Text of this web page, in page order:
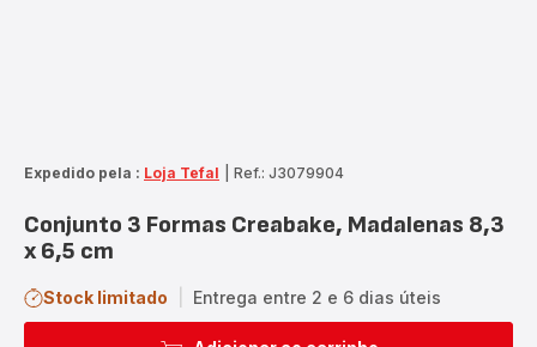
Expedido pela : Loja Tefal Ref.: J3079904
Conjunto 3 Formas Creabake, Madalenas 8,3
x 6,5 cm
Stock limitado Entrega entre 2 e 6 dias úteis